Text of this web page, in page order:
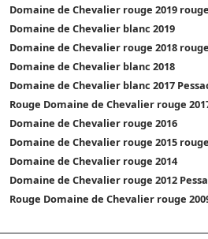
Domaine de Chevalier rouge 2019 rouge
Domaine de Chevalier blanc 2019
Domaine de Chevalier rouge 2018 rouge
Domaine de Chevalier blanc 2018
Domaine de Chevalier blanc 2017
Rouge Domaine de Chevalier rouge
Domaine de Chevalier rouge 2016
Domaine de Chevalier rouge 2015 rouge
Domaine de Chevalier rouge 2014
Domaine de Chevalier rouge 2012
Rouge Domaine de Chevalier rouge